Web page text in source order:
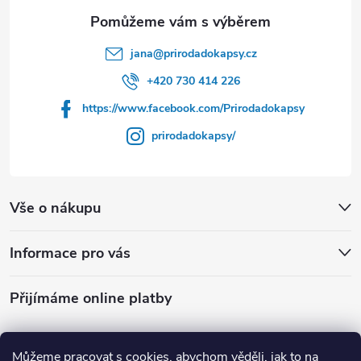
Můžeme pracovat s cookies, abychom věděli, jak to na
jana@prirodadokapsy.cz
+420 730 414 226
https://www.facebook.com/Prirodadokapsy
prirodadokapsy/
Vše o nákupu
Informace pro vás
Přijímáme online platby